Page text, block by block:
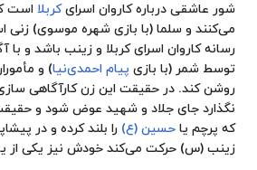
شور عاشقی درباره کاروان اسرایکربلا است
می‌کنند و سلما (با بازی شهره موسوی) زنی
رسانه کاروان اسرای کربلا و زینب باشد و
توسط شمر (با بازی پیام احمدی‌نیا) و
روشن کند. در حقیقت این زن کارآگاهی
نگذارد جای جلاد و شهید عوض شود و
که پرچم یا حسین (ع) را بلند کرده و در
زینب (س) حرکت می‌کند خودش نیز یکی از